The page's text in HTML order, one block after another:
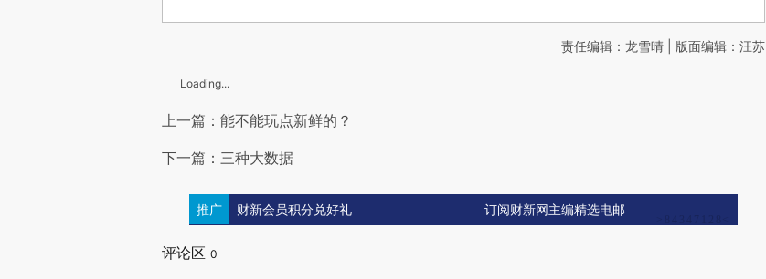
责任编辑：龙雪晴 | 版面编辑：汪苏
Loading...
上一篇：能不能玩点新鲜的？
下一篇：三种大数据
推广 财新会员积分兑好礼 订阅财新网主编精选电邮
评论区 0